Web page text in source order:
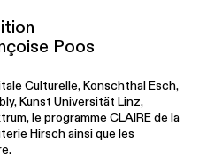
Poos
Culturelle, Konschthal Esch,
Kunst Universität Linz,
le programme CLAIRE de la
Hirsch ainsi que les